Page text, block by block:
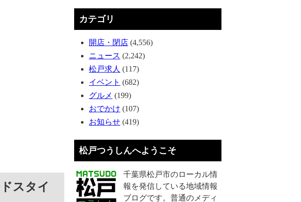
スタイ
カテゴリ
開店・閉店 (4,556)
ニュース (2,242)
松戸求人 (117)
イベント (682)
グルメ (199)
おでかけ (107)
お知らせ (419)
松戸つうしんへようこそ
千葉県松戸市のローカル情
報を発信している地域情報
ブログです。普通のメディ